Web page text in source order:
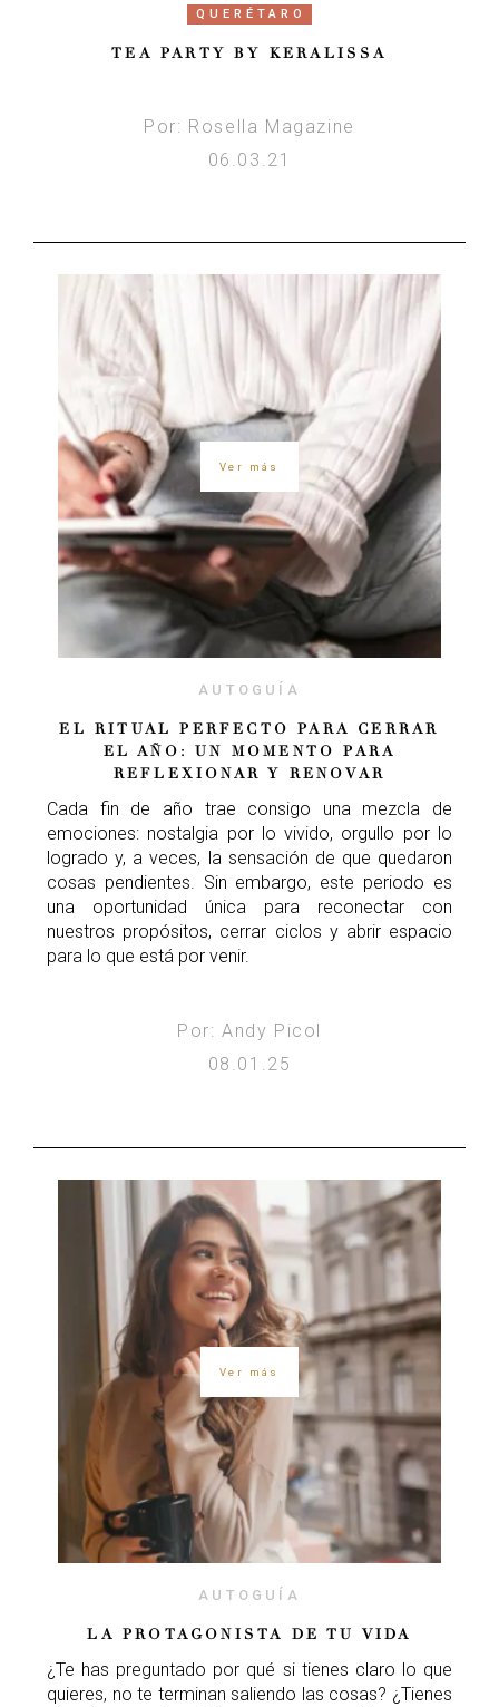
QUERÉTARO
TEA PARTY BY KERALISSA
Por: Rosella Magazine
06.03.21
Ver más
AUTOGUÍA
EL RITUAL PERFECTO PARA CERRAR
EL AÑO: UN MOMENTO PARA
REFLEXIONAR Y RENOVAR
Cada fin de año trae consigo una mezcla de
emociones: nostalgia por lo vivido, orgullo por lo
logrado y, a veces, la sensación de que quedaron
cosas pendientes. Sin embargo, este periodo es
una oportunidad única para reconectar con
nuestros propósitos, cerrar ciclos y abrir espacio
para lo que está por venir.
Por: Andy Picol
08.01.25
Ver más
AUTOGUÍA
LA PROTAGONISTA DE TU VIDA
¿Te has preguntado por qué si tienes claro lo que
quieres, no te terminan saliendo las cosas? ¿Tienes